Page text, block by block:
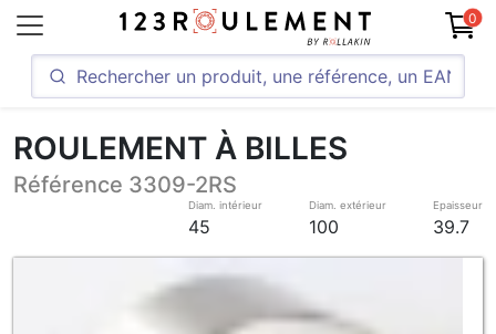
0
ROULEMENT À BILLES
Référence 3309-2RS
Diam. intérieur
45
Diam. extérieur
100
Epaisseur
39.7